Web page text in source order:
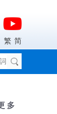
繁 简
多